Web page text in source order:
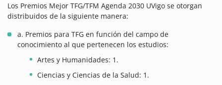
Los Premios Mejor TFG/TFM Agenda 2030 UVigo se otorgan
distribuidos de la siguiente manera:
a. Premios para TFG en función del campo de
conocimiento al que pertenecen los estudios:
Artes y Humanidades: 1.
Ciencias y Ciencias de la Salud: 1.